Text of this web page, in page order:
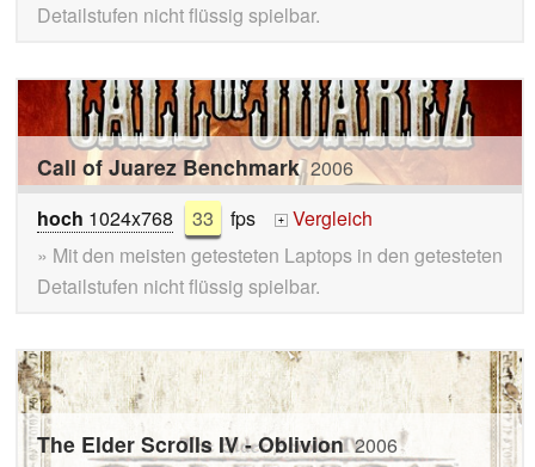
Detailstufen nicht flüssig spielbar.
Call of Juarez Benchmark 2006
hoch 1024x768 33 fps +
Vergleich
» Mit den meisten getesteten Laptops in den getesteten
Detailstufen nicht flüssig spielbar.
The Elder Scrolls IV - Oblivion 2006